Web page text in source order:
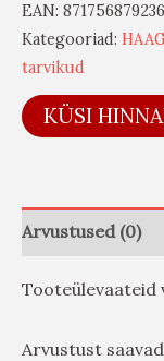
EAN:
Kategooriad:
tarvikud
KÜSI
Arvustused (0)
Tooteülevaateid
Arvustust